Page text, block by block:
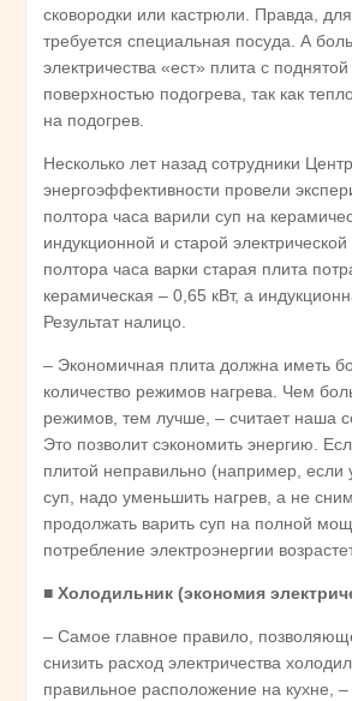
сковородки или кастрюли. Правда,
требуется специальная посуда. А
электричества «ест» плита с
поверхностью подогрева, так как
на подогрев.
Несколько лет назад сотрудники
энергоэффективности провели
полтора часа варили суп на
индукционной и старой
полтора часа варки старая плита
керамическая – 0,65 кВт, а
Результат налицо.
– Экономичная плита должна иметь
количество режимов нагрева. Чем
режимов, тем лучше, – считает наша
Это позволит сэкономить энергию.
плитой неправильно (например, если
суп, надо уменьшить нагрев, а не
продолжать варить суп на полной
потребление электроэнергии
■ Холодильник (экономия
– Самое главное правило,
снизить расход электричества
правильное расположение на кухне,